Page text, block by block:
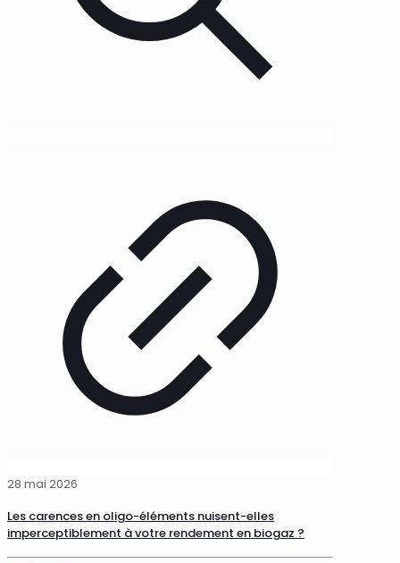
28 mai 2026
Les carences en oligo-éléments nuisent-elles
imperceptiblement à votre rendement en biogaz ?